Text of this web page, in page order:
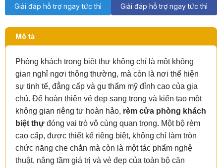
Giải đáp hỗ trợ ngay tức thì
Giải đáp hỗ trợ ngay tức thì
Mô tả
Phòng khách trong biệt thự không chỉ là một không
gian nghỉ ngơi thông thường, mà còn là nơi thể hiện
sự tinh tế, đẳng cấp và gu thẩm mỹ đỉnh cao của gia
chủ. Để hoàn thiện vẻ đẹp sang trọng và kiến tạo một
không gian riêng tư hoàn hảo, rèm cửa phòng khách
biệt thự đóng vai trò vô cùng quan trọng. Một bộ rèm
cao cấp, được thiết kế riêng biệt, không chỉ làm tròn
chức năng che chắn mà còn là một tác phẩm nghệ
thuật, nâng tầm giá trị và vẻ đẹp của toàn bộ căn